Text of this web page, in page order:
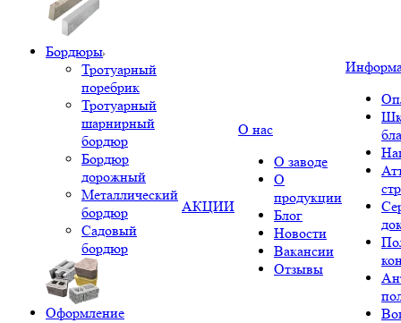
Бордюры
Тротуарный
поребрик
Тротуарный
шарнирный
бордюр
Бордюр
дорожный
Металлический
бордюр
Садовый
бордюр
Оформление
АКЦИИ
О нас
О заводе
О
продукции
Блог
Новости
Вакансии
Отзывы